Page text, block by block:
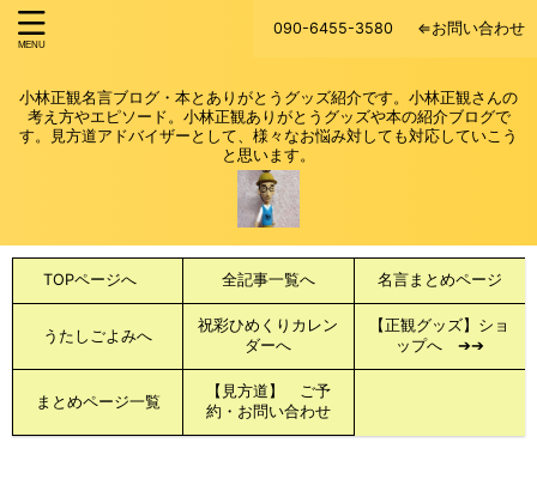
090-6455-3580 ⇐お問い合わせ
小林正観名言ブログ・本とありがとうグッズ紹介です。小林正観さんの
考え方やエピソード。小林正観ありがとうグッズや本の紹介ブログで
す。見方道アドバイザーとして、様々なお悩み対しても対応していこう
と思います。
TOPページへ 全記事一覧へ 名言まとめページ
うたしごよみへ
祝彩ひめくりカレン
ダーへ
【正観グッズ】ショ
ップへ ➔➔
まとめページ一覧
【見方道】 ご予
約・お問い合わせ